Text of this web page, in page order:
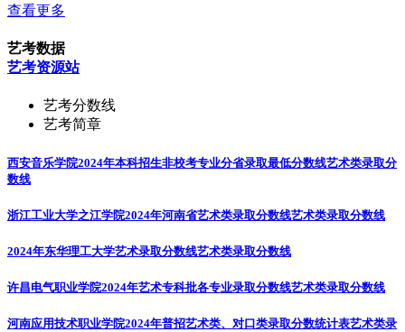
查看更多
艺考数据
艺考资源站
艺考分数线
艺考简章
西安音乐学院2024年本科招生非校考专业分省录取最低分数线艺术类录取分
数线
浙江工业大学之江学院2024年河南省艺术类录取分数线艺术类录取分数线
2024年东华理工大学艺术录取分数线艺术类录取分数线
许昌电气职业学院2024年艺术专科批各专业录取分数线艺术类录取分数线
河南应用技术职业学院2024年普招艺术类、对口类录取分数统计表艺术类录